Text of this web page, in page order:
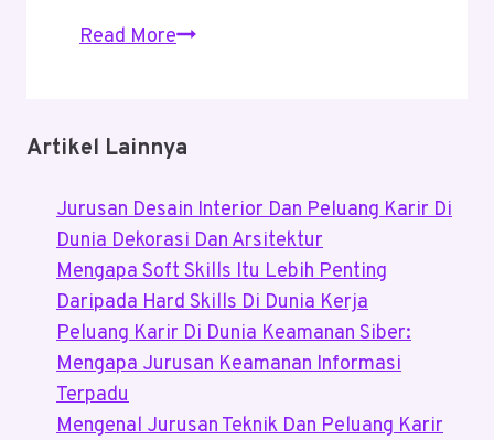
Read MoreCara
Langsung
Penghasilan
Artikel Lainnya
Jurusan Desain Interior Dan Peluang Karir Di
Dunia Dekorasi Dan Arsitektur
Mengapa Soft Skills Itu Lebih Penting
Daripada Hard Skills Di Dunia Kerja
Peluang Karir Di Dunia Keamanan Siber:
Mengapa Jurusan Keamanan Informasi
Terpadu
Mengenal Jurusan Teknik Dan Peluang Karir